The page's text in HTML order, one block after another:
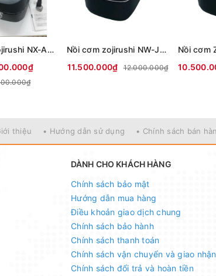
Nồi cơm Zojirushi NX-AA10 1L dòng cao cấp tách đường nội địa Nhật
Nồi cơm zojirushi NW-JZ18 có tách đường
11.500.000₫
12.000.000₫
thiệu • Hướng dẫn sử dụng • Chính sách bán
DÀNH CHO KHÁCH HÀNG
Chính sách bảo mật
Hướng dẫn mua hàng
Điều khoản giao dịch chung
Chính sách bảo hành
Chính sách thanh toán
Chính sách vận chuyển và giao nhận
Chính sách đổi trả và hoàn tiền